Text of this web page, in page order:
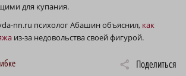
для купания.
nn.ru психолог Абашин объяснил, как
из-за недовольства своей фигурой.
Поделиться